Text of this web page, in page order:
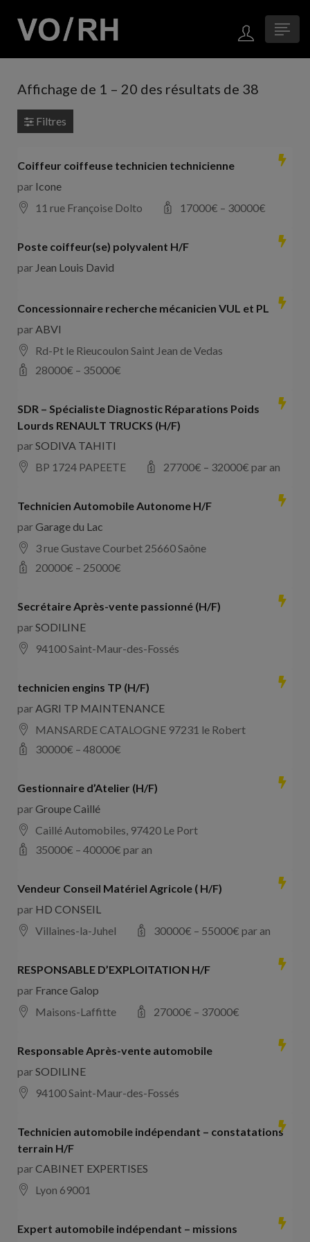
Affichage de 1 – 20 des résultats de 38
Filtres
Coiffeur coiffeuse technicien technicienne
par Icone
11 rue Françoise Dolto
17000€ – 30000€
Poste coiffeur(se) polyvalent H/F
par Jean Louis David
Concessionnaire recherche mécanicien VUL et PL
parABVI
Rd-Pt le Rieucoulon Saint Jean de Vedas
28000€ – 35000€
SDR – Spécialiste Diagnostic Réparations Poids
Lourds RENAULT TRUCKS (H/F)
parSODIVA TAHITI
BP 1724 PAPEETE
27700€ – 32000€ par an
Technicien Automobile Autonome H/F
parGarage du Lac
3 rue Gustave Courbet 25660 Saône
20000€ – 25000€
Secrétaire Après-vente passionné (H/F)
parSODILINE
94100 Saint-Maur-des-Fossés
technicien engins TP (H/F)
parAGRI TP MAINTENANCE
MANSARDE CATALOGNE 97231 le Robert
30000€ – 48000€
Gestionnaire d’Atelier (H/F)
parGroupe Caillé
Caillé Automobiles, 97420 Le Port
35000€ – 40000€ par an
Vendeur Conseil Matériel Agricole ( H/F)
par HD CONSEIL
Villaines-la-Juhel
30000€ – 55000€ par an
RESPONSABLE D’EXPLOITATION H/F
par France Galop
Maisons-Laffitte
27000€ – 37000€
Responsable Après-vente automobile
parSODILINE
94100 Saint-Maur-des-Fossés
Technicien automobile indépendant – constatations
terrain H/F
parCABINET EXPERTISES
Lyon 69001
Expert automobile indépendant – missions